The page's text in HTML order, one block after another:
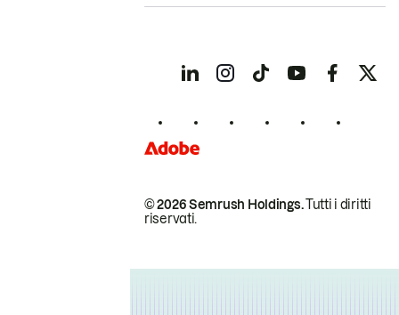
© 2026 Semrush Holdings.Tutti i diritti
riservati.